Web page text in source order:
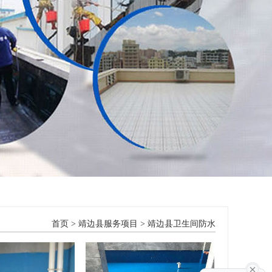
首页 > 靖边县服务项目 > 靖边县卫生间防水